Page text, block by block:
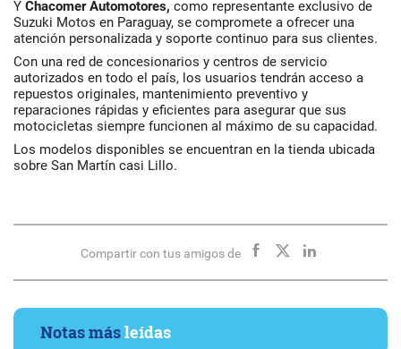
Y Chacomer Automotores, como representante exclusivo de
Suzuki Motos en Paraguay, se compromete a ofrecer una
atención personalizada y soporte continuo para sus clientes.
Con una red de concesionarios y centros de servicio
autorizados en todo el país, los usuarios tendrán acceso a
repuestos originales, mantenimiento preventivo y
reparaciones rápidas y eficientes para asegurar que sus
motocicletas siempre funcionen al máximo de su capacidad.
Los modelos disponibles se encuentran en la tienda ubicada
sobre San Martín casi Lillo.
Compartir con tus amigos de
Notas másleídas